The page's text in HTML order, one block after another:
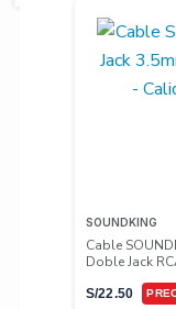
SOUNDKING
Cable
Doble Jack
S/22.50